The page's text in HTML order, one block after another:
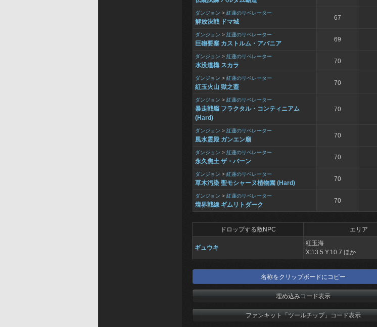
ダンジョン > 紅蓮のリベレーター
解放決戦 ドマ城
67
ダンジョン > 紅蓮のリベレーター
巨砲要塞 カストルム・アバニア
69
ダンジョン > 紅蓮のリベレーター
水没遺構 スカラ
70
ダンジョン > 紅蓮のリベレーター
紅玉火山 獄之蓋
70
ダンジョン > 紅蓮のリベレーター
暴走戦艦 フラクタル・コンティニアム
(Hard)
70
ダンジョン > 紅蓮のリベレーター
風水霊殿 ガンエン廟
70
ダンジョン > 紅蓮のリベレーター
永久焦土 ザ・バーン
70
ダンジョン > 紅蓮のリベレーター
草木汚染 聖モシャーヌ植物園 (Hard)
70
ダンジョン > 紅蓮のリベレーター
境界戦線 ギムリトダーク
70
ドロップする敵NPC エリア
ギュウキ
紅玉海
X:13.5 Y:10.7 ほか
名称をクリップボードにコピー
埋め込みコード表示
ファンキット「ツールチップ」コード表示